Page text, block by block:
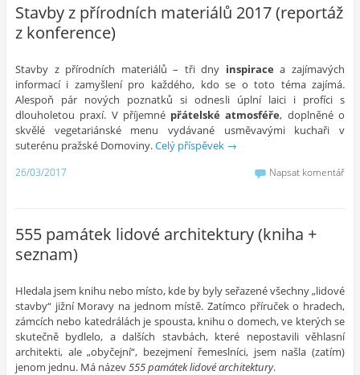
Stavby z přírodních materiálů 2017 (reportáž
z konference)
Stavby z přírodních materiálů – tři dny inspirace a zajímavých
informací i zamyšlení pro každého, kdo se o toto téma zajímá.
Alespoň pár nových poznatků si odnesli úplní laici i profíci s
dlouholetou praxí. V příjemné přátelské atmosféře, doplněné o
skvělé vegetariánské menu vydávané usměvavými kuchaři v
suterénu pražské Domoviny.Celý příspěvek →
26/03/2017 Napsat komentář
555 památek lidové architektury (kniha +
seznam)
Hledala jsem knihu nebo místo, kde by byly seřazené všechny „lidové
stavby“ jižní Moravy na jednom místě. Zatímco příruček o hradech,
zámcích nebo katedrálách je spousta, knihu o domech, ve kterých se
skutečně bydlelo, a dalších stavbách, které nepostavili věhlasní
architekti, ale „obyčejní“, bezejmení řemeslníci, jsem našla (zatím)
jenom jednu. Má název555 památek lidové architektury.